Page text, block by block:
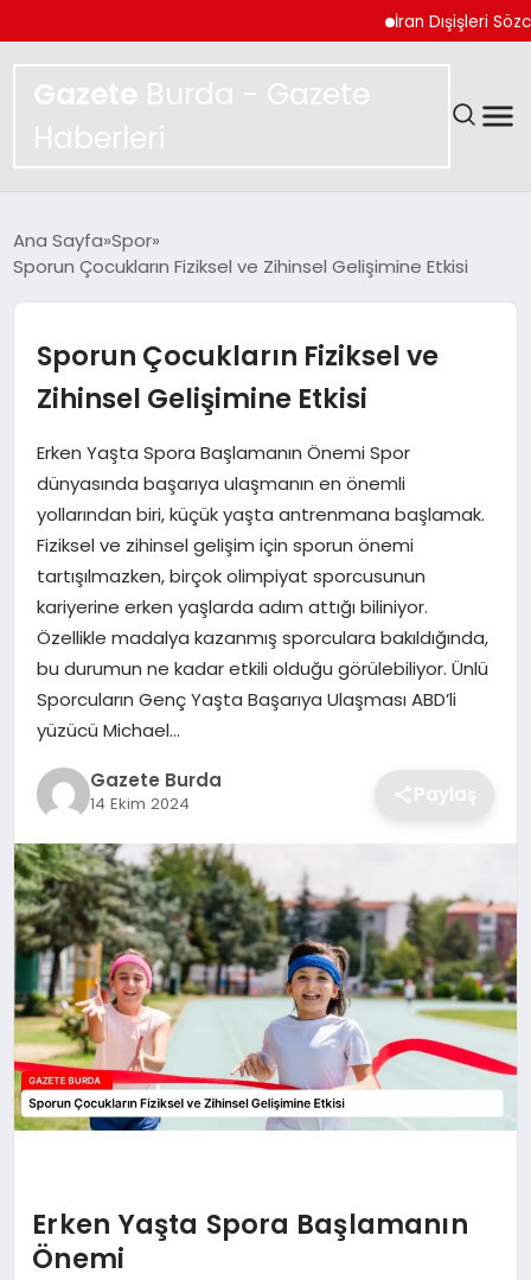
İran Dışişleri
Gazete Burda - Gazete
Haberleri
MAGAZIN
YAŞAM
EKONOMI
TEKNOLOJI
SAĞLIK
EĞITIM
DÜNYA
SIYASET
Ana Sayfa Spor
Sporun Çocukların Fiziksel ve Zihinsel Gelişimine Etkisi
Sporun Çocukların Fiziksel ve
Zihinsel Gelişimine Etkisi
Erken Yaşta Spora Başlamanın Önemi Spor
dünyasında başarıya ulaşmanın en önemli
yollarından biri, küçük yaşta antrenmana başlamak.
Fiziksel ve zihinsel gelişim için sporun önemi
tartışılmazken, birçok olimpiyat sporcusunun
kariyerine erken yaşlarda adım attığı biliniyor.
Özellikle madalya kazanmış sporculara bakıldığında,
bu durumun ne kadar etkili olduğu görülebiliyor. Ünlü
Sporcuların Genç Yaşta Başarıya Ulaşması ABD’li
yüzücü Michael…
Gazete Burda
14 Ekim 2024 Paylaş
Erken Yaşta Spora Başlamanın
Önemi